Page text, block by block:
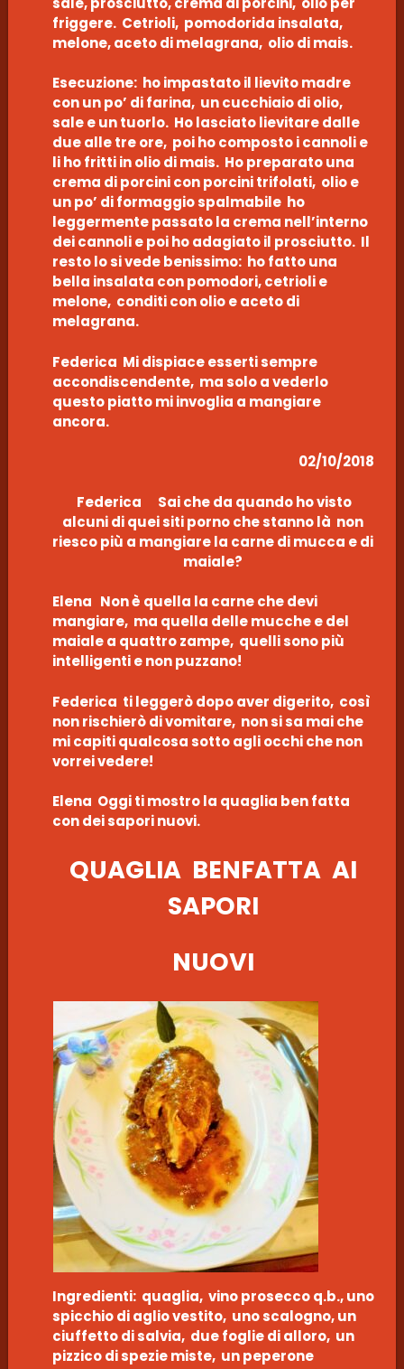
friggere. Cetrioli, pomodorida insalata,
melone, aceto di melagrana, olio di mais.
Esecuzione: ho impastato il lievito madre
con un po’ di farina, un cucchiaio di olio,
sale e un tuorlo. Ho lasciato lievitare dalle
due alle tre ore, poi ho composto i cannoli e
li ho fritti in olio di mais. Ho preparato una
crema di porcini con porcini trifolati, olio e
un po’ di formaggio spalmabile ho
leggermente passato la crema nell’interno
dei cannoli e poi ho adagiato il prosciutto. Il
resto lo si vede benissimo: ho fatto una
bella insalata con pomodori, cetrioli e
melone, conditi con olio e aceto di
melagrana.
Federica Mi dispiace esserti sempre
accondiscendente, ma solo a vederlo
questo piatto mi invoglia a mangiare
ancora.
02/10/2018
Federica Sai che da quando ho visto
alcuni di quei siti porno che stanno là non
riesco più a mangiare la carne di mucca e di
maiale?
Elena Non è quella la carne che devi
mangiare, ma quella delle mucche e del
maiale a quattro zampe, quelli sono più
intelligenti e non puzzano!
Federica ti leggerò dopo aver digerito, così
non rischierò di vomitare, non si sa mai che
mi capiti qualcosa sotto agli occhi che non
vorrei vedere!
Elena Oggi ti mostro la quaglia ben fatta
con dei sapori nuovi.
QUAGLIA BENFATTA AI
SAPORI
NUOVI
Ingredienti: quaglia, vino prosecco q.b., uno
spicchio di aglio vestito, uno scalogno, un
ciuffetto di salvia, due foglie di alloro, un
pizzico di spezie miste, un peperone